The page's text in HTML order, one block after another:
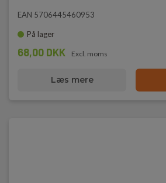
EAN 5706445460953
På lager
68,00 DKK Excl. moms
Læs mere